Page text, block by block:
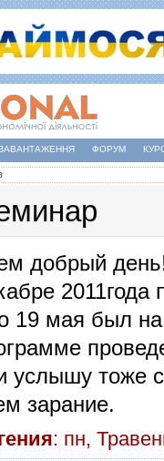
ФОРУМ
добрый
2011года
19 мая был
услышу тоже
зарание.
: пн,